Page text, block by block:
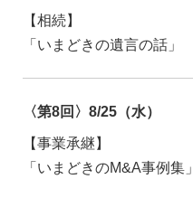
【相続】
「いまどきの遺言の話」
〈第8回〉8/25（水）
【事業承継】
「いまどきのM&A事例集」